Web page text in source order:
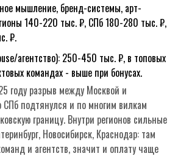
мышление, бренд-системы, арт-
140-220 тыс. ₽, СПб 180-280 тыс. ₽,
₽.
агентство): 250-450 тыс. ₽, в топовых
командах - выше при бонусах.
году разрыв между Москвой и
СПб подтянулся и по многим вилкам
границу. Внутри регионов сильные
Новосибирск, Краснодар: там
и агентств, значит и оплату чаще